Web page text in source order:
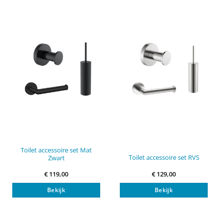
Toilet accessoire set Mat
Zwart
€ 119,00
Bekijk
Toilet accessoire set RVS
€ 129,00
Bekijk